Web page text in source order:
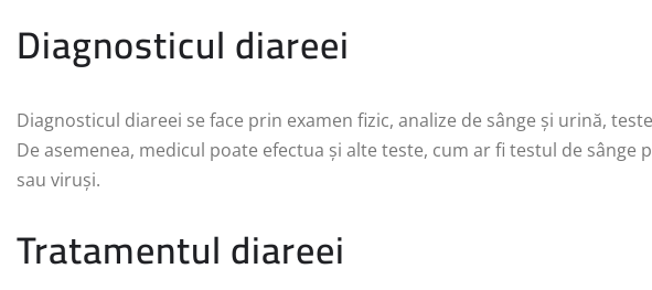
Diagnosticul diareei
Diagnosticul diareei se face prin examen fizic, analize de sânge și urină,
De asemenea, medicul poate efectua și alte teste, cum ar fi testul de
sau viruși.
Tratamentul diareei